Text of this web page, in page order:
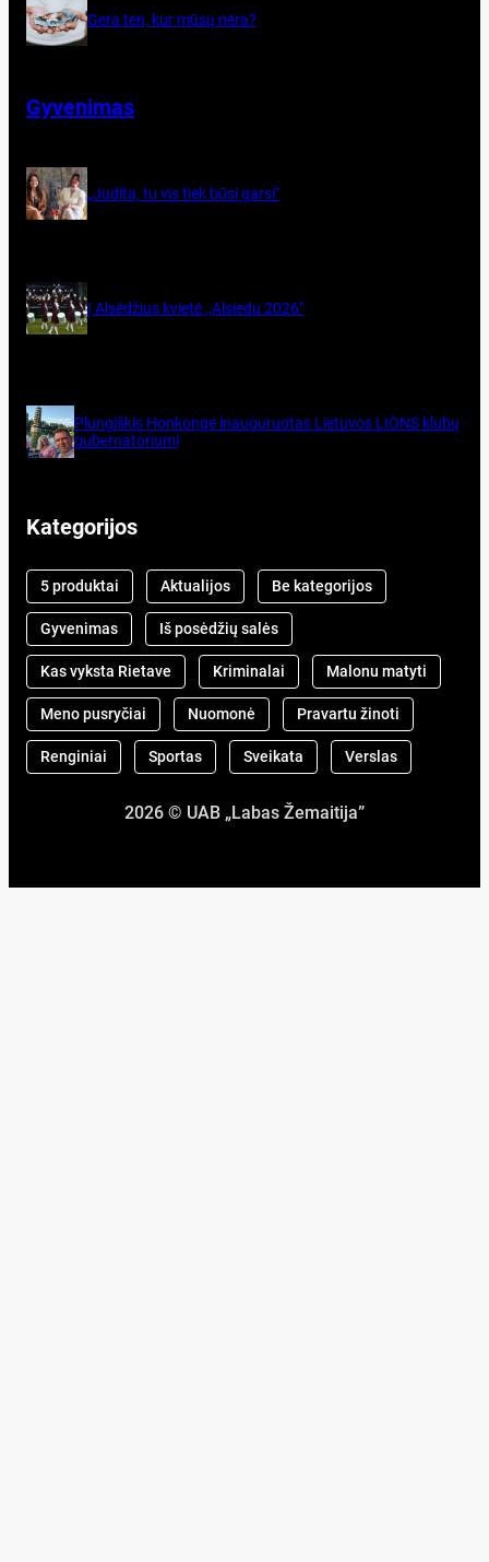
Ge­ra ten, kur mū­sų nė­ra?
Gyvenimas
„Judita, tu vis tiek būsi garsi“
Į Alsėdžius kvietė ,,Alsiedu 2026″
Plun­giš­kis Hon­kon­ge inau­gu­ruo­tas Lie­tu­vos LIONS klu­bų
gu­ber­na­to­riu­mi
Kategorijos
5 produktai Aktualijos Be kategorijos
Gyvenimas Iš posėdžių salės
Kas vyksta Rietave Kriminalai Malonu matyti
Meno pusryčiai Nuomonė Pravartu žinoti
Renginiai Sportas Sveikata Verslas
2026 © UAB „Labas Žemaitija”